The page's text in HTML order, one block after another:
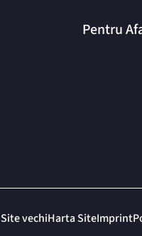
Pentru
Site vechiHarta SiteImprint